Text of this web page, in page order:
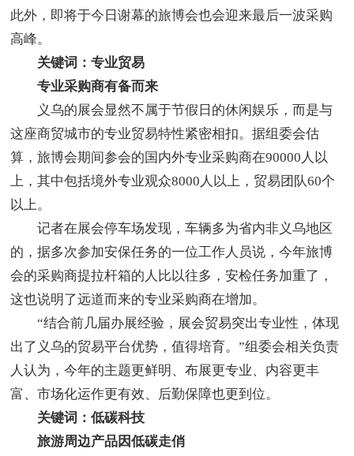
此外，即将于今日谢幕的旅博会也会迎来最后一波采购
高峰。
关键词：专业贸易
专业采购商有备而来
义乌的展会显然不属于节假日的休闲娱乐，而是与
这座商贸城市的专业贸易特性紧密相扣。据组委会估
算，旅博会期间参会的国内外专业采购商在90000人以
上，其中包括境外专业观众8000人以上，贸易团队60个
以上。
记者在展会停车场发现，车辆多为省内非义乌地区
的，据多次参加安保任务的一位工作人员说，今年旅博
会的采购商提拉杆箱的人比以往多，安检任务加重了，
这也说明了远道而来的专业采购商在增加。
“结合前几届办展经验，展会贸易突出专业性，体现
出了义乌的贸易平台优势，值得培育。”组委会相关负责
人认为，今年的主题更鲜明、布展更专业、内容更丰
富、市场化运作更有效、后勤保障也更到位。
关键词：低碳科技
旅游周边产品因低碳走俏